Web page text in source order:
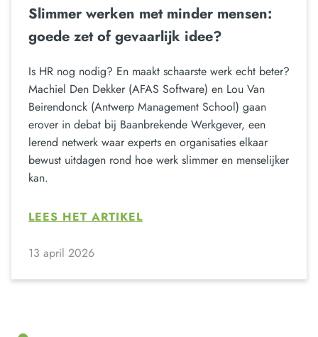
Slimmer werken met minder mensen:
goede zet of gevaarlijk idee?
Is HR nog nodig? En maakt schaarste werk echt beter?
Machiel Den Dekker (AFAS Software) en Lou Van
Beirendonck (Antwerp Management School) gaan
erover in debat bij Baanbrekende Werkgever, een
lerend netwerk waar experts en organisaties elkaar
bewust uitdagen rond hoe werk slimmer en menselijker
kan.
LEES HET ARTIKEL
13 april 2026